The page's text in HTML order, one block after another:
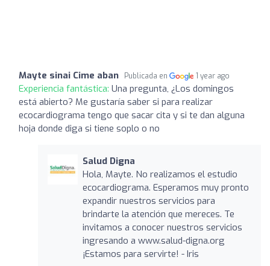
Mayte sinai Cime aban Publicada en 1 year ago
Experiencia fantástica: Una pregunta, ¿Los domingos
está abierto? Me gustaría saber si para realizar
ecocardiograma tengo que sacar cita y si te dan alguna
hoja donde diga si tiene soplo o no
Salud Digna
Hola, Mayte. No realizamos el estudio
ecocardiograma. Esperamos muy pronto
expandir nuestros servicios para
brindarte la atención que mereces. Te
invitamos a conocer nuestros servicios
ingresando a www.salud-digna.org
¡Estamos para servirte! - Iris